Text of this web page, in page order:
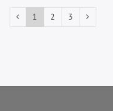
1 2 3